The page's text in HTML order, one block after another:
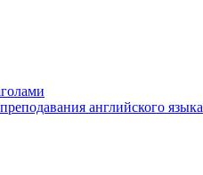
английского языка